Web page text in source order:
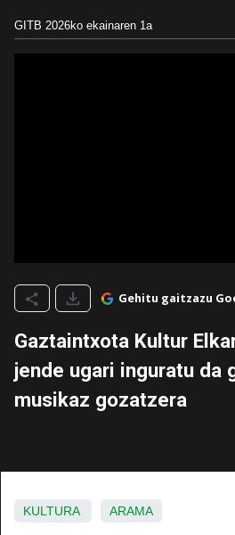
GITB 2026ko ekainaren 1a
Gehitu gaitzazu
Gaztaintxota Kultur
jende ugari inguratu da
musikaz gozatzera
KULTURA ARAMA